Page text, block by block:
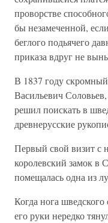
проворстве
бы незамеченной,
беглого подьячего
приказа вдруг не
В 1837 году
Васильевич
решил поискать в
древнерусские
Первый свой визит с
королевский замок в
помещалась одна из
Когда нога
его руки нередко